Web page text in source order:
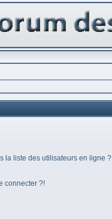
la liste des utilisateurs en ligne ?
connecter ?!